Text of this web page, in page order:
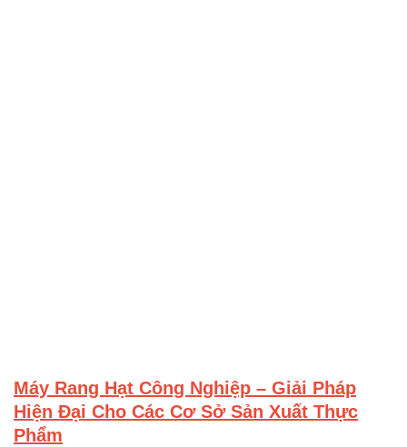
Máy Rang Hạt Công Nghiệp – Giải Pháp
Hiện Đại Cho Các Cơ Sở Sản Xuất Thực
Phẩm